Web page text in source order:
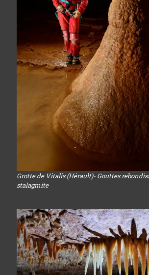
Grotte de Vitalis (Hérault)- Gouttes
stalagmite